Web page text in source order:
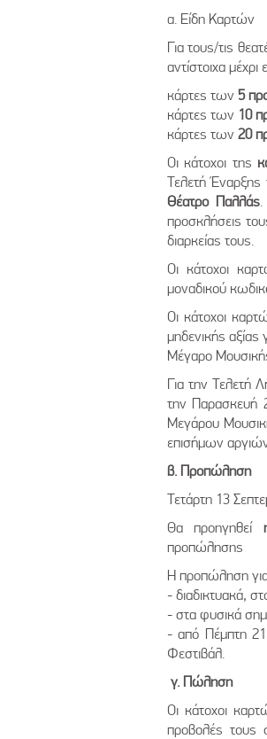
α. Είδη Καρτών
Για τους/τις
αντίστοιχα
κάρτες των 5
κάρτες των 10
κάρτες των 20
Οι κάτοχοι της
Τελετή Έναρξης
Θέατρο Παλλάς
προσκλήσεις
διαρκείας τους.
Οι κάτοχοι
μοναδικού
Οι κάτοχοι
μηδενικής αξίας
Μέγαρο
Για την Τελετή
την Παρασκευή
Μεγάρου
επισήμων
β. Προπώληση
Τετάρτη 13
Θα προηγηθεί
προπώλησης
Η προπώληση για
- διαδικτυακά,
- στα φυσικά
- από Πέμπτη 21
Φεστιβάλ.
γ. Πώληση
Οι κάτοχοι
προβολές τους